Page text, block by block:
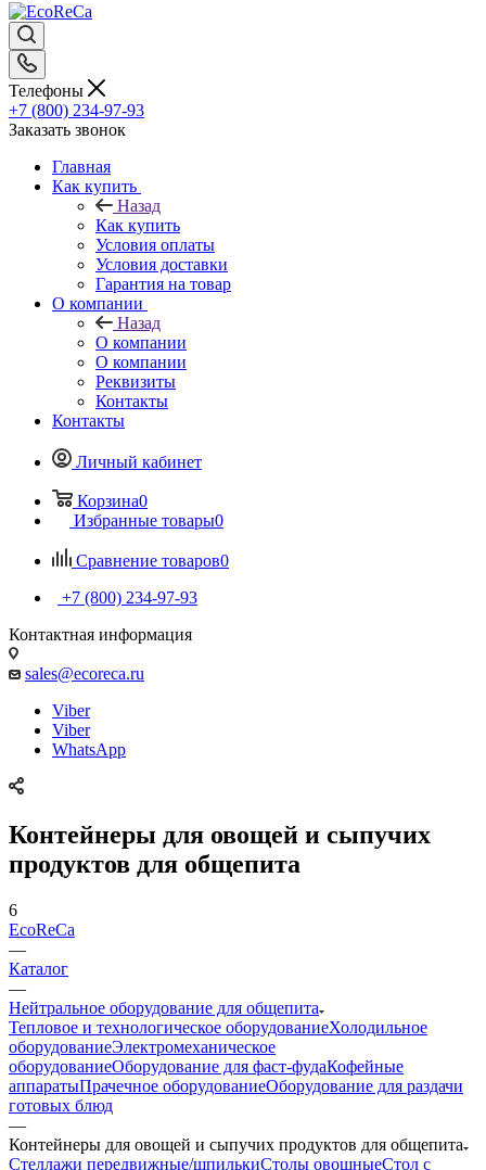
Телефоны
+7 (800) 234-97-93
Заказать звонок
Главная
Как купить
Назад
Как купить
Условия оплаты
Условия доставки
Гарантия на товар
О компании
Назад
О компании
О компании
Реквизиты
Контакты
Контакты
Личный кабинет
Корзина0
Избранные товары0
Сравнение товаров0
+7 (800) 234-97-93
Контактная информация
sales@ecoreca.ru
Viber
Viber
WhatsApp
Контейнеры для овощей и сыпучих
продуктов для общепита
6
EcoReCa
—
Каталог
—
Нейтральное оборудование для общепита
Тепловое и технологическое оборудованиеХолодильное
оборудованиеЭлектромеханическое
оборудованиеОборудование для фаст-фудаКофейные
аппаратыПрачечное оборудованиеОборудование для раздачи
готовых блюд
—
Контейнеры для овощей и сыпучих продуктов для общепита
Стеллажи передвижные/шпилькиСтолы овощныеСтол с